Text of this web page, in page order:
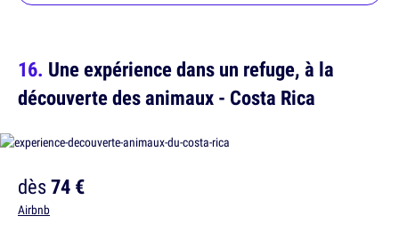
Une expérience dans un refuge, à la
découverte des animaux - Costa Rica
dès74 €
Airbnb